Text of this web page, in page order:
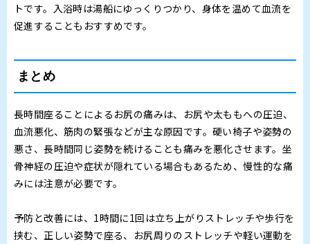
トです。入浴時は湯船にゆっくりつかり、身体を温めて血流を
促進することもおすすめです。
まとめ
長時間座ることによるお尻の痛みは、お尻や太ももへの圧迫、
血流悪化、筋肉の緊張などが主な原因です。硬い椅子や姿勢の
悪さ、長時間同じ姿勢を続けることも痛みを悪化させます。坐
骨神経の圧迫や症状が隠れている場合もあるため、慢性的な痛
みには注意が必要です。
予防と改善には、1時間に1回は立ち上がりストレッチや歩行を
挟む、正しい姿勢で座る、お尻周りのストレッチや軽い運動を